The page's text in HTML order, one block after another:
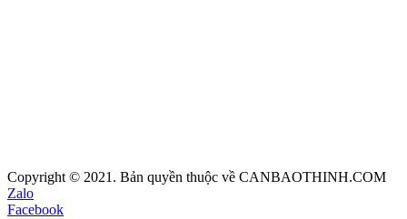
Copyright © 2021. Bản quyền thuộc về CANBAOTHINH.COM
Zalo
Facebook